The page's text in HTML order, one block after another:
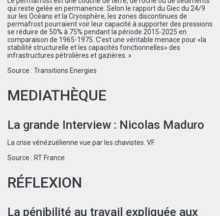
qui reste gelée en permanence. Selon le rapport du Giec du 24/9
sur les Océans et la Cryosphère, les zones discontinues de
permafrost pourraient voir leur capacité à supporter des pressions
se réduire de 50% à 75% pendant la période 2015-2025 en
comparaison de 1965-1975. C’est une véritable menace pour «la
stabilité structurelle et les capacités fonctionnelles» des
infrastructures pétrolières et gazières. »
Source : Transitions Energies
MEDIATHÈQUE
La grande Interview : Nicolas Maduro
La crise vénézuélienne vue par les chavistes. VF.
Source : RT France
RÉFLEXION
La pénibilité au travail expliquée aux